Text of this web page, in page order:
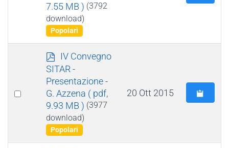
7.55 MB ) (3792
download)
Popolari
Select
p
d
f
IV Convegno
SITAR -
Presentazione -
G. Azzena ( pdf,
9.93 MB ) (3977
download)
Popolari
20 Ott 2015